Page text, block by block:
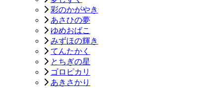
彩のかがやき
あさひの夢
ゆめおばこ
みずほの輝き
てんたかく
とちぎの星
ゴロピカリ
あきさかり